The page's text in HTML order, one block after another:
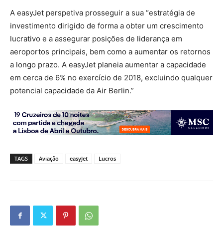
A easyJet perspetiva prosseguir a sua “estratégia de
investimento dirigido de forma a obter um crescimento
lucrativo e a assegurar posições de liderança em
aeroportos principais, bem como a aumentar os retornos
a longo prazo. A easyJet planeia aumentar a capacidade
em cerca de 6% no exercício de 2018, excluindo qualquer
potencial capacidade da Air Berlin.”
TAGS Aviação easyJet Lucros